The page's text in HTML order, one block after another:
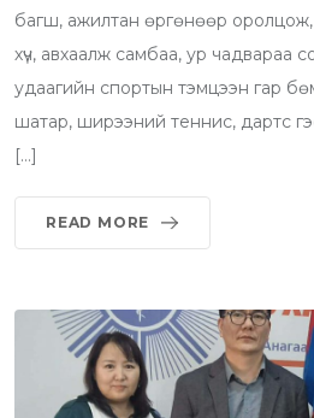
багш, ажилтан өргөнөөр
хүч, авхаалж самбаа, ур чадвараа
удаагийн спортын тэмцээн гар
шатар, ширээний теннис, дартс
[…]
READ MORE